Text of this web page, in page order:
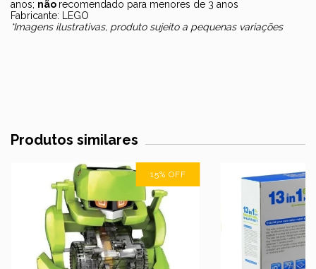
anos; não recomendado para menores de 3 anos
Fabricante: LEGO
*Imagens ilustrativas, produto sujeito a pequenas variações
Produtos similares
15% OFF